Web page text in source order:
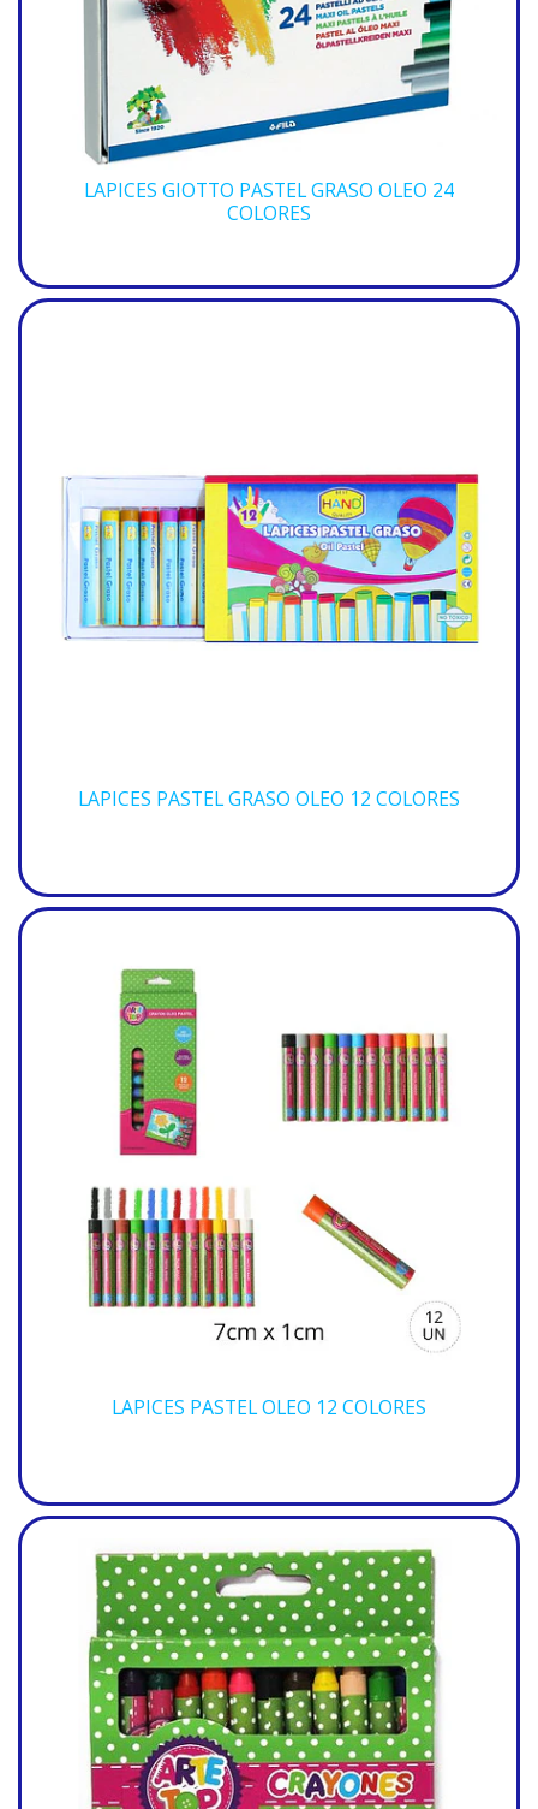
LAPICES GIOTTO PASTEL GRASO OLEO 24
COLORES
LAPICES PASTEL GRASO OLEO 12 COLORES
LAPICES PASTEL OLEO 12 COLORES